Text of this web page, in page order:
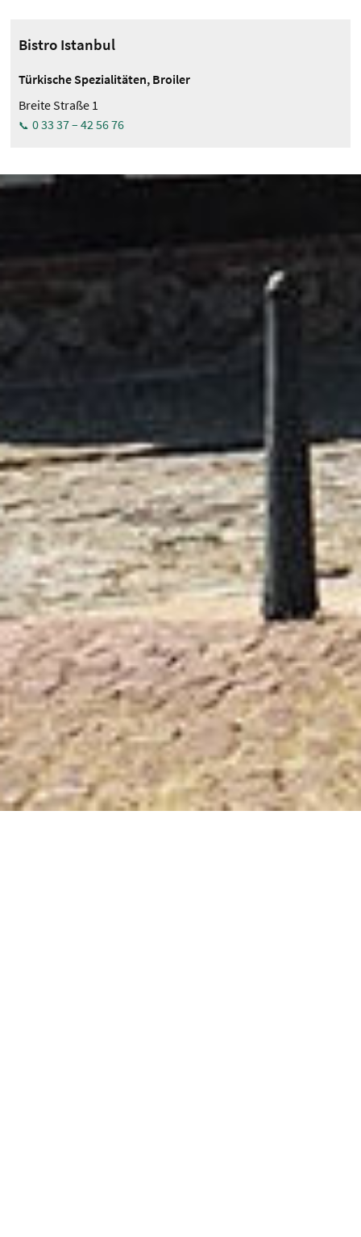
Bistro Istanbul
Türkische Spezialitäten, Broiler
Breite Straße 1
0 33 37 – 42 56 76